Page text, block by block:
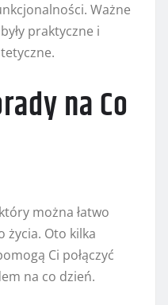
Ważne
praktyczne i
na Co
można łatwo
życia. Oto kilka
Ci połączyć
na co dzień.